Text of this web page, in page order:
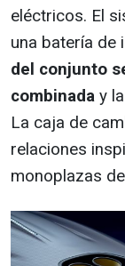
eléctricos. El
una batería de
del conjunto
combinada y
La caja de
relaciones
monoplazas